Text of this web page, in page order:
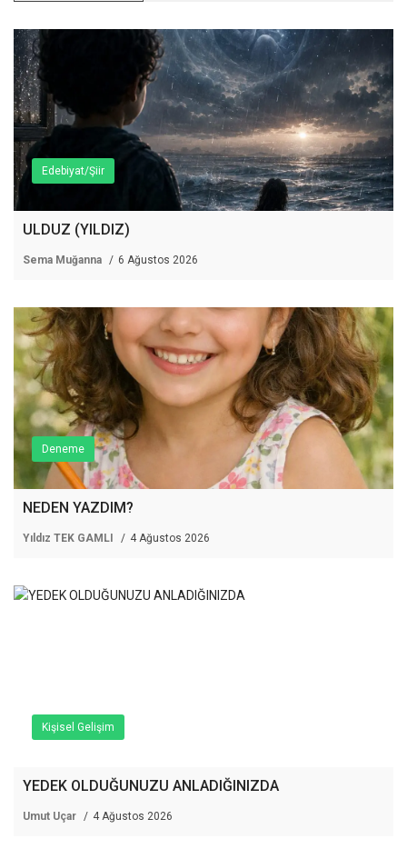
Edebiyat/Şiir
ULDUZ (YILDIZ)
Sema Muğanna 6 Ağustos 2026
Deneme
NEDEN YAZDIM?
Yıldız TEK GAMLI 4 Ağustos 2026
Kişisel Gelişim
YEDEK OLDUĞUNUZU ANLADIĞINIZDA
Umut Uçar 4 Ağustos 2026